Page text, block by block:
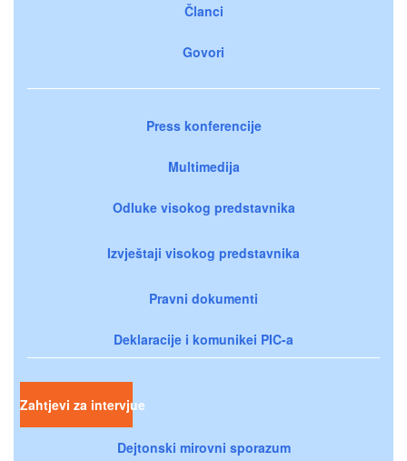
Članci
Govori
Press konferencije
Multimedija
Odluke visokog predstavnika
Izvještaji visokog predstavnika
Pravni dokumenti
Deklaracije i komunikei PIC-a
Zahtjevi za intervjue
Dejtonski mirovni sporazum